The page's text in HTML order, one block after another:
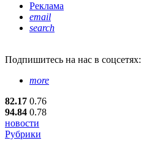
Реклама
email
search
Подпишитесь на нас в соцсетях:
more
82.17 0.76
94.84 0.78
новости
Рубрики